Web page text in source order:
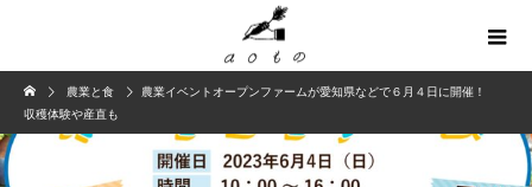
農業と食
農業イベントオープンファームが愛知県などで６月４日に開催！
収穫体験や産直も